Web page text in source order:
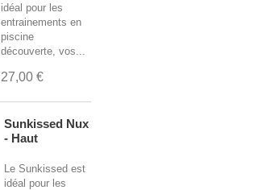
idéal pour les
entrainements en
piscine
découverte, vos...
27,00 €
Sunkissed Nux
- Haut
Le Sunkissed est
idéal pour les